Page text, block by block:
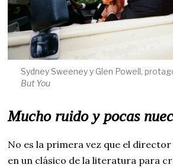
Sydney Sweeney y Glen Powell,
But You
Mucho ruido y pocas
No es la primera vez que el director
en un clásico de la literatura para